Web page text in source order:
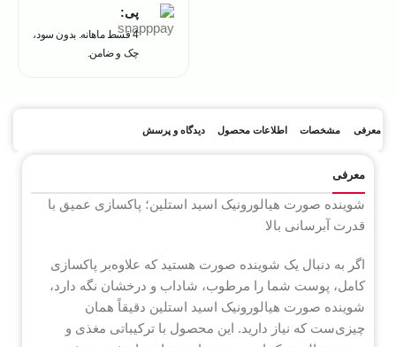
پی:
4 قسط ماهانه. بدون سود،
چک و ضامن.
معرفی مشخصات اطلاعات محصول دیدگاه و پرسش
معرفی
شوینده صورت هیالورونیک اسید استلین؛ پاکسازی عمیق با
قدرت آبرسانی بالا
اگر به دنبال یک شوینده صورت هستید که علاوه‌بر پاکسازی
کامل، پوست شما را مرطوب، شاداب و درخشان نگه دارد،
شوینده صورت هیالورونیک اسید استلین دقیقاً همان
چیزی‌ست که نیاز دارید. این محصول با ترکیباتی مغذی و